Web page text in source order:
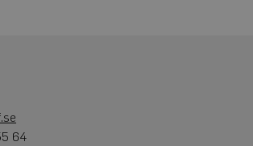
64